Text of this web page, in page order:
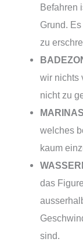
Befahren
Grund.
zu
wir nichts
nicht zu
MARINAS
welches
kaum
das
sind.